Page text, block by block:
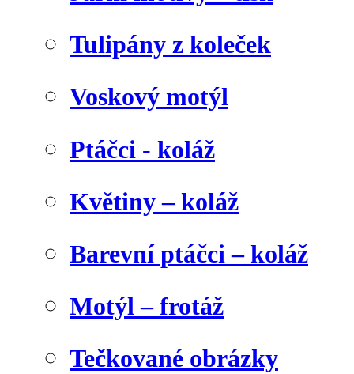
Tulipány z koleček
Voskový motýl
Ptáčci - koláž
Květiny – koláž
Barevní ptáčci – koláž
Motýl – frotáž
Tečkované obrázky